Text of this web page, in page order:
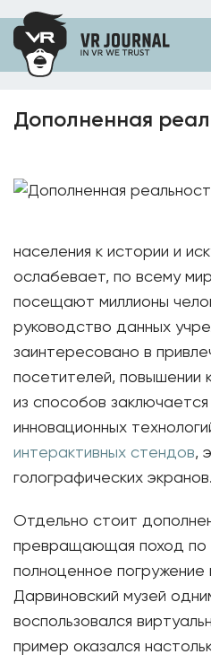
Дополненная
населения к истории и
ослабевает, по всему
посещают миллионы
руководство данных
заинтересовано в
посетителей, повышении
из способов
инновационных
интерактивных стендов,
голографических экранов.
Отдельно стоит
превращающая поход по
полноценное погружение
Дарвиновский музей
воспользовался
пример оказался